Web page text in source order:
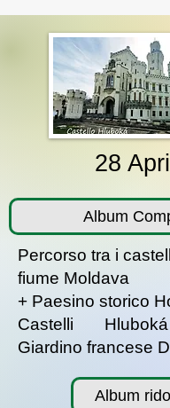
28
Album
Percorso tra i
fiume Moldava
+ Paesino storico
Castelli Hluboká
Giardino francese
Album